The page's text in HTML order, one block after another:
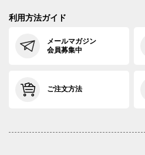
利用方法ガイド
メールマガジン
会員募集中
ご注文方法